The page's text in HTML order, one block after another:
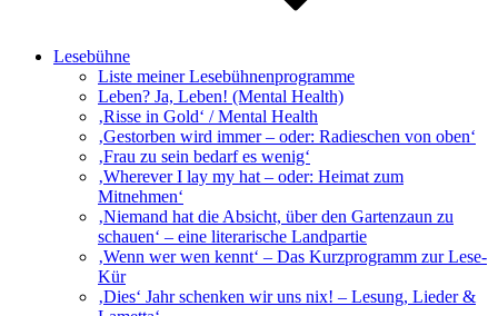
Lesebühne
Liste meiner Lesebühnenprogramme
Leben? Ja, Leben! (Mental Health)
‚Risse in Gold‘ / Mental Health
‚Gestorben wird immer – oder: Radieschen von oben‘
‚Frau zu sein bedarf es wenig‘
‚Wherever I lay my hat – oder: Heimat zum
Mitnehmen‘
‚Niemand hat die Absicht, über den Gartenzaun zu
schauen‘ – eine literarische Landpartie
‚Wenn wer wen kennt‘ – Das Kurzprogramm zur Lese-
Kür
‚Dies‘ Jahr schenken wir uns nix! – Lesung, Lieder &